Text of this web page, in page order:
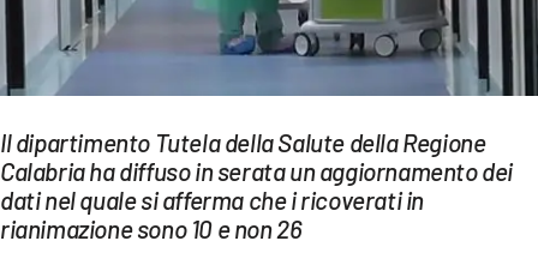
SPORT
Streaming
LAC TV
LAC NETWORK
LAC ONAIR
Il dipartimento Tutela della Salute della Regione
Calabria ha diffuso in serata un aggiornamento dei
dati nel quale si afferma che i ricoverati in
rianimazione sono 10 e non 26